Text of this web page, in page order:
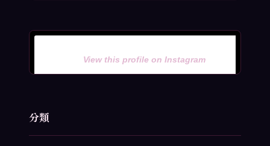
View this profile on Instagram
分類